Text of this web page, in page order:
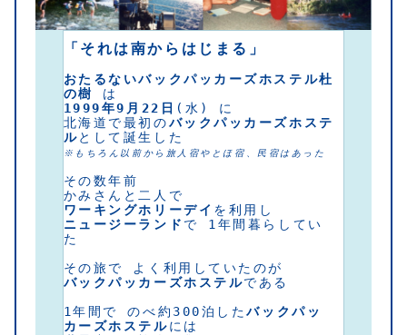
「それは南からはじまる」
おたるないバックパッカーズホステル杜
の樹
は
1999年9月22日 (水) に
北海道で最初のバックパッカーズホステ
ルとして誕生した
※ もちろん以前から 旅人宿やとほ宿、民宿はあった
その数年前
かみさんと二人で
ワーキングホリーデイ を利用し
ニュージーランド で 1年間暮らしてい
た
その旅で よく利用していたのが
バックパッカーズホステルである
1年間で のべ約300泊したバックパッ
カーズホステルには